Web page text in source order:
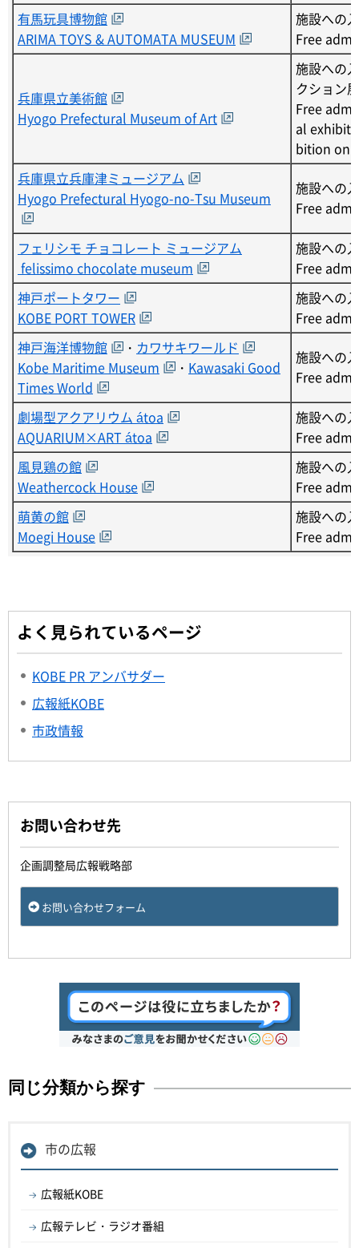
有馬玩具博物館
ARIMA TOYS & AUTOMATA MUSEUM
施設への
Free
兵庫県立美術館
Hyogo Prefectural Museum of Art
施設への
クション
Free
al
bition
兵庫県立兵庫津ミュージアム
Hyogo Prefectural Hyogo-no-Tsu Museum
施設への
Free
フェリシモ チョコレート ミュージアム
felissimo chocolate museum
施設への
Free
神戸ポートタワー
KOBE PORT TOWER
施設への
Free
神戸海洋博物館
・ カワサキワールド
Kobe Maritime Museum
・ Kawasaki Good
Times World
施設への
Free
劇場型アクアリウム átoa
AQUARIUM×ART átoa
施設への
Free
風見鶏の館
Weathercock House
施設への
Free
萌黄の館
Moegi House
施設への
Free
よく見られているページ
KOBE PR アンバサダー
広報紙KOBE
市政情報
お問い合わせ先
企画調整局広報戦略部
お問い合わせフォーム
同じ分類から探す
市の広報
広報紙KOBE
広報テレビ・ラジオ番組